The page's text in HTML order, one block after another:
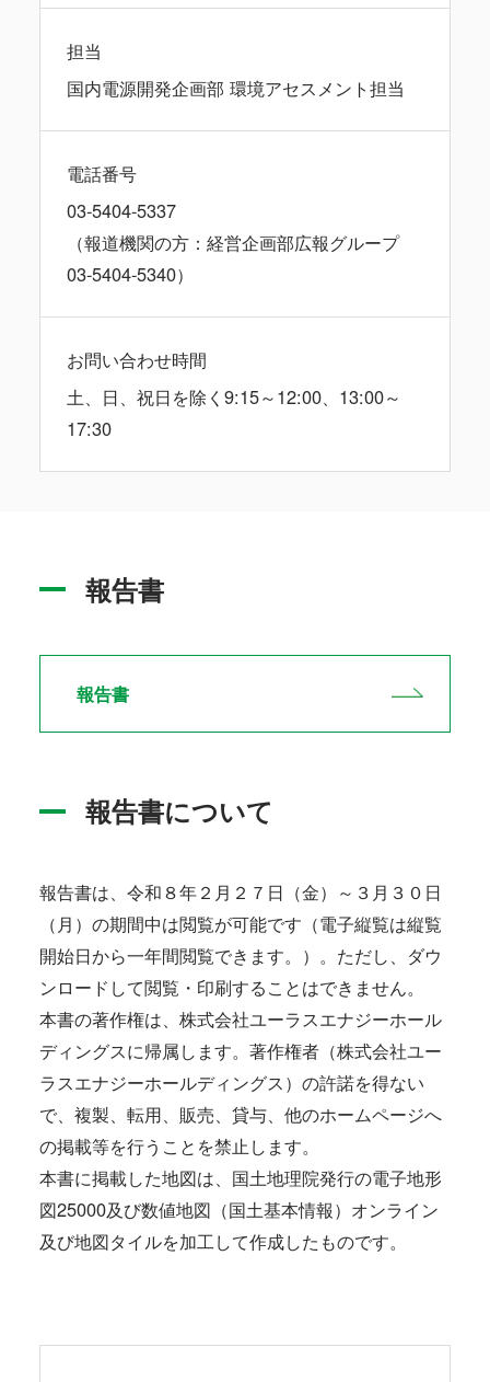
担当
国内電源開発企画部 環境アセスメント担当
電話番号
03-5404-5337
（報道機関の方：経営企画部広報グループ
03-5404-5340）
お問い合わせ時間
土、日、祝日を除く9:15～12:00、13:00～
17:30
報告書
報告書
報告書について
報告書は、令和８年２月２７日（金）～３月３０日
（月）の期間中は閲覧が可能です（電子縦覧は縦覧
開始日から一年間閲覧できます。）。ただし、ダウ
ンロードして閲覧・印刷することはできません。
本書の著作権は、株式会社ユーラスエナジーホール
ディングスに帰属します。著作権者（株式会社ユー
ラスエナジーホールディングス）の許諾を得ない
で、複製、転用、販売、貸与、他のホームページへ
の掲載等を行うことを禁止します。
本書に掲載した地図は、国土地理院発行の電子地形
図25000及び数値地図（国土基本情報）オンライン
及び地図タイルを加工して作成したものです。